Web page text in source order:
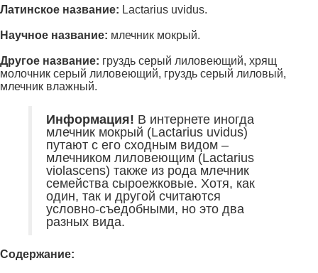
Латинское название: Lactarius uvidus.
Научное название: млечник мокрый.
Другое название: груздь серый лиловеющий, хрящ
молочник серый лиловеющий, груздь серый лиловый,
млечник влажный.
Информация! В интернете иногда
млечник мокрый (Lactarius uvidus)
путают с его сходным видом –
млечником лиловеющим (Lactarius
violascens) также из рода млечник
семейства сыроежковые. Хотя, как
один, так и другой считаются
условно-съедобными, но это два
разных вида.
Содержание: